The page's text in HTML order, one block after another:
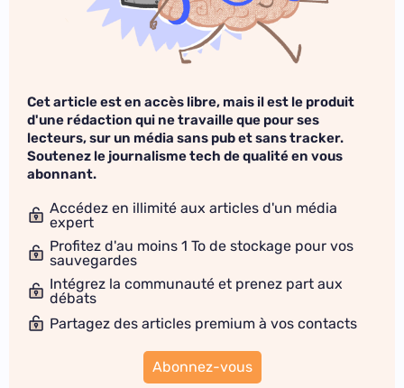
Cet article est en accès libre, mais il est le produit
d'une rédaction qui ne travaille que pour ses
lecteurs, sur un média sans pub et sans tracker.
Soutenez le journalisme tech de qualité en vous
abonnant.
Accédez en illimité aux articles d'un média
expert
Profitez d'au moins 1 To de stockage pour vos
sauvegardes
Intégrez la communauté et prenez part aux
débats
Partagez des articles premium à vos contacts
Abonnez-vous